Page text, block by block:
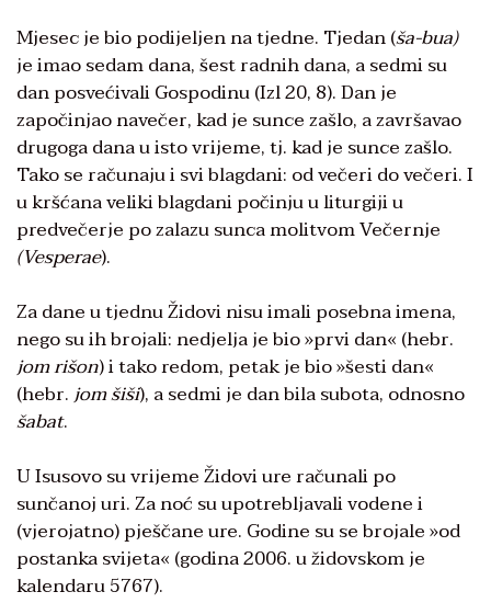
Mjesec je bio podijeljen na tjedne. Tjedan (ša-bua)
je imao sedam dana, šest radnih dana, a sedmi su
dan posvećivali Gospodinu (Izl 20, 8). Dan je
započinjao navečer, kad je sunce zašlo, a završavao
drugoga dana u isto vrijeme, tj. kad je sunce zašlo.
Tako se računaju i svi blagdani: od večeri do večeri. I
u kršćana veliki blagdani počinju u liturgiji u
predvečerje po zalazu sunca molitvom Večernje
(Vesperae).
Za dane u tjednu Židovi nisu imali posebna imena,
nego su ih brojali: nedjelja je bio »prvi dan« (hebr.
jom rišon) i tako redom, petak je bio »šesti dan«
(hebr.jom šiši), a sedmi je dan bila subota, odnosno
šabat.
U Isusovo su vrijeme Židovi ure računali po
sunčanoj uri. Za noć su upotrebljavali vodene i
(vjerojatno) pješčane ure. Godine su se brojale »od
postanka svijeta« (godina 2006. u židovskom je
kalendaru 5767).